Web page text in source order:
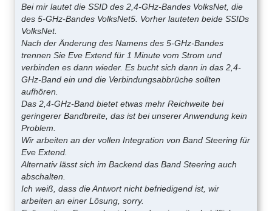
Bei mir lautet die SSID des 2,4-GHz-Bandes VolksNet, die
des 5-GHz-Bandes VolksNet5. Vorher lauteten beide SSIDs
VolksNet.
Nach der Änderung des Namens des 5-GHz-Bandes
trennen Sie Eve Extend für 1 Minute vom Strom und
verbinden es dann wieder. Es bucht sich dann in das 2,4-
GHz-Band ein und die Verbindungsabbrüche sollten
aufhören.
Das 2,4-GHz-Band bietet etwas mehr Reichweite bei
geringerer Bandbreite, das ist bei unserer Anwendung kein
Problem.
Wir arbeiten an der vollen Integration von Band Steering für
Eve Extend.
Alternativ lässt sich im Backend das Band Steering auch
abschalten.
Ich weiß, dass die Antwort nicht befriedigend ist, wir
arbeiten an einer Lösung, sorry.